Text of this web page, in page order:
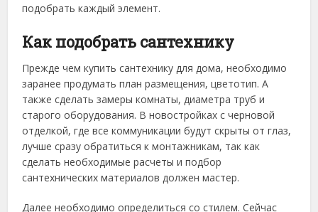
подобрать каждый элемент.
Как подобрать сантехнику
Прежде чем купить сантехнику для дома, необходимо
заранее продумать план размещения, цветотип. А
также сделать замеры комнаты, диаметра труб и
старого оборудования. В новостройках с черновой
отделкой, где все коммуникации будут скрыты от глаз,
лучше сразу обратиться к монтажникам, так как
сделать необходимые расчеты и подбор
сантехнических материалов должен мастер.
Далее необходимо определиться со стилем. Сейчас